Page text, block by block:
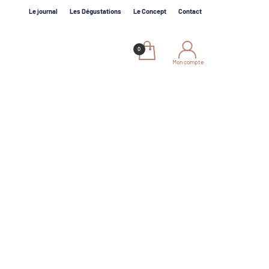
Le journal Les Dégustations Le Concept Contact
Mon compte